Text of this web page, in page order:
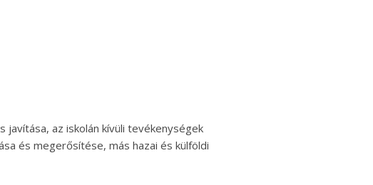
javítása, az iskolán kívüli tevékenységek
és megerősítése, más hazai és külföldi